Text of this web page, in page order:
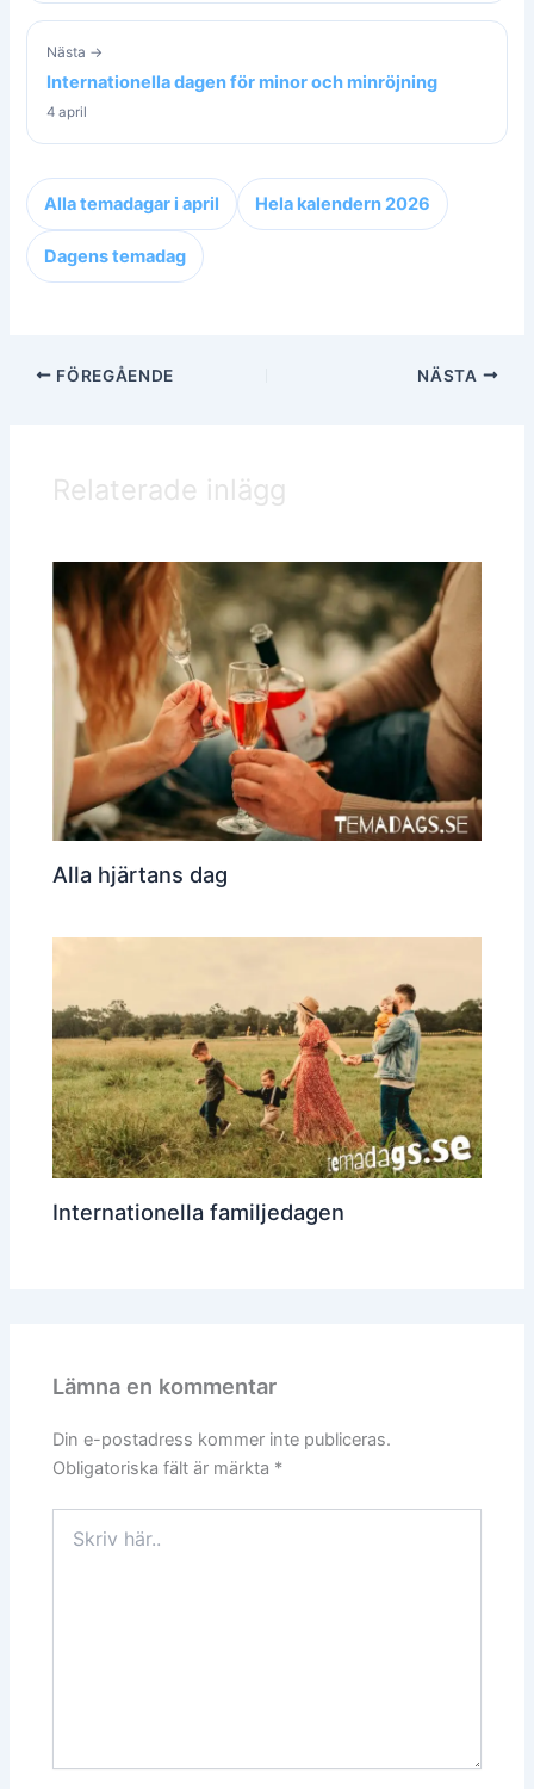
Nästa →
Internationella dagen för minor och minröjning
4 april
Alla temadagar i april Hela kalendern 2026
Dagens temadag
FÖREGÅENDE NÄSTA
Relaterade inlägg
Alla hjärtans dag
Internationella familjedagen
Lämna en kommentar
Din e-postadress kommer inte publiceras.
Obligatoriska fält är märkta *
här..